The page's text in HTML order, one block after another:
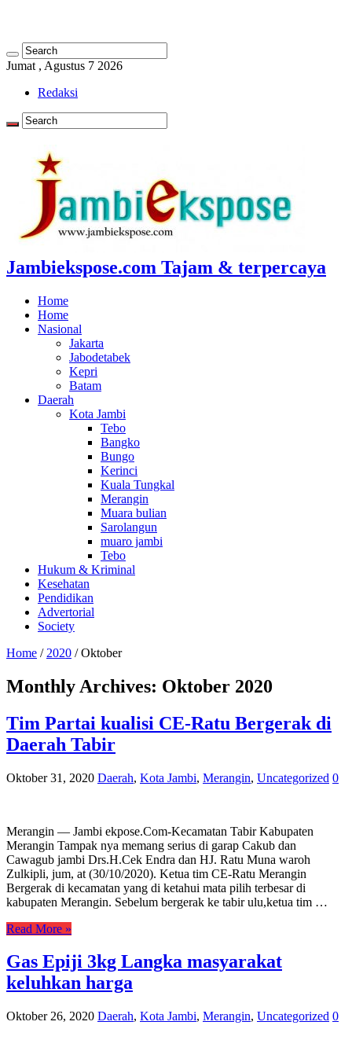
Jumat , Agustus 7 2026
Redaksi
Jambiekspose.com Tajam & terpercaya
Home
Home
Nasional
Jakarta
Jabodetabek
Kepri
Batam
Daerah
Kota Jambi
Tebo
Bangko
Bungo
Kerinci
Kuala Tungkal
Merangin
Muara bulian
Sarolangun
muaro jambi
Tebo
Hukum & Kriminal
Kesehatan
Pendidikan
Advertorial
Society
Home / 2020 / Oktober
Monthly Archives: Oktober 2020
Tim Partai kualisi CE-Ratu Bergerak di
Daerah Tabir
Oktober 31, 2020 Daerah, Kota Jambi, Merangin, Uncategorized 0
Merangin — Jambi ekpose.Com-Kecamatan Tabir Kabupaten
Merangin Tampak nya memang serius di garap Cakub dan
Cawagub jambi Drs.H.Cek Endra dan HJ. Ratu Muna waroh
Zulkipli, jum, at (30/10/2020). Ketua tim CE-Ratu Merangin
Bergerak di kecamatan yang di ketahui mata pilih terbesar di
kabupaten Merangin. Sebelum bergerak ke tabir ulu,ketua tim …
Read More »
Gas Epiji 3kg Langka masyarakat
keluhkan harga
Oktober 26, 2020 Daerah, Kota Jambi, Merangin, Uncategorized 0